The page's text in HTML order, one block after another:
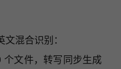
混合识别：
文件，转写同步生成